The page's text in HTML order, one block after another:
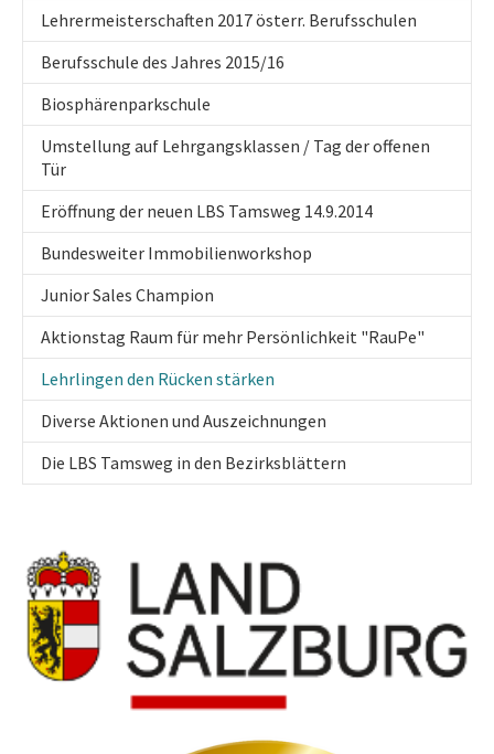
Lehrermeisterschaften 2017 österr. Berufsschulen
Berufsschule des Jahres 2015/16
Biosphärenparkschule
Umstellung auf Lehrgangsklassen / Tag der offenen
Tür
Eröffnung der neuen LBS Tamsweg 14.9.2014
Bundesweiter Immobilienworkshop
Junior Sales Champion
Aktionstag Raum für mehr Persönlichkeit "RauPe"
Lehrlingen den Rücken stärken
Diverse Aktionen und Auszeichnungen
Die LBS Tamsweg in den Bezirksblättern